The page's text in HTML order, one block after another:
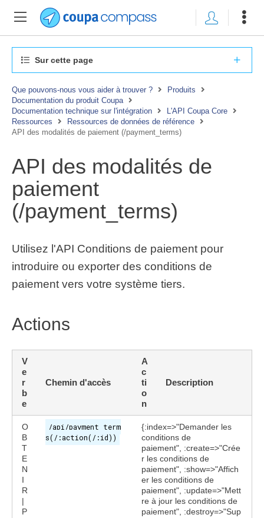
Sur cette page
Que pouvons-nous vous aider à trouver ?
Produits
Documentation du produit Coupa
Documentation technique sur l'intégration
L'API Coupa Core
Ressources
Ressources de données de référence
API des modalités de paiement (/payment_terms)
API des modalités de
paiement
(/payment_terms)
Utilisez l'API Conditions de paiement pour
introduire ou exporter des conditions de
paiement vers votre système tiers.
Actions
V
e
r
b
e
Chemin d'accès
A
c
ti
o
n
Description
O
B
T
E
N
I
R
|
P
/api/payment_term
s(/:action(/:id))
{:index=>"Demander les
conditions de
paiement", :create=>"Crée
r les conditions de
paiement", :show=>"Affich
er les conditions de
paiement", :update=>"Mett
re à jour les conditions de
paiement", :destroy=>"Sup